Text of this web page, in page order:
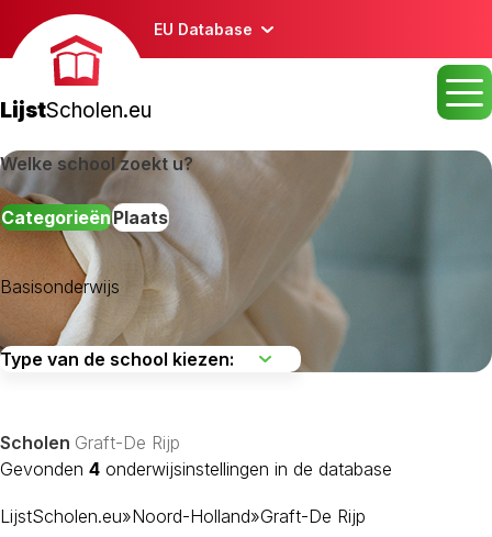
EU Database
LijstScholen.eu
Welke school zoekt u?
CategorieënPlaats
Basisonderwijs
Scholen Graft-De Rijp
Gevonden 4 onderwijsinstellingen in de database
LijstScholen.eu»Noord-Holland»Graft-De Rijp